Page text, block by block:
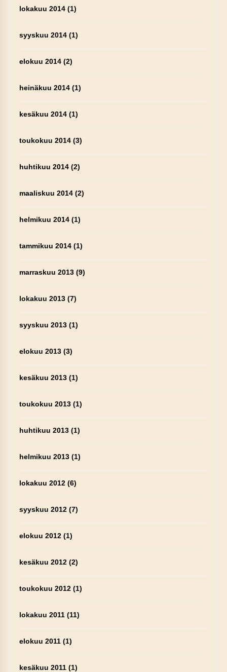
lokakuu 2014(1)
syyskuu 2014(1)
elokuu 2014(2)
heinäkuu 2014(1)
kesäkuu 2014(1)
toukokuu 2014(3)
huhtikuu 2014(2)
maaliskuu 2014(2)
helmikuu 2014(1)
tammikuu 2014(1)
marraskuu 2013(9)
lokakuu 2013(7)
syyskuu 2013(1)
elokuu 2013(3)
kesäkuu 2013(1)
toukokuu 2013(1)
huhtikuu 2013(1)
helmikuu 2013(1)
lokakuu 2012(6)
syyskuu 2012(7)
elokuu 2012(1)
kesäkuu 2012(2)
toukokuu 2012(1)
lokakuu 2011(11)
elokuu 2011(1)
kesäkuu 2011(1)